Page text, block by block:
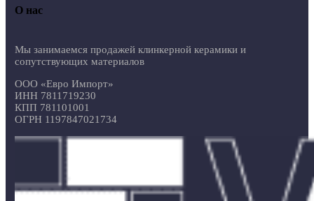
О нас
Мы занимаемся продажей клинкерной керамики и
сопутствующих материалов
ООО «Евро Импорт»
ИНН 7811719230
КПП 781101001
ОГРН 1197847021734